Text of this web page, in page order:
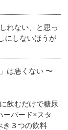
れない、と思っ
にしないほうが
は悪くない 〜
飲むだけで糖尿
バード×スタ
き３つの飲料